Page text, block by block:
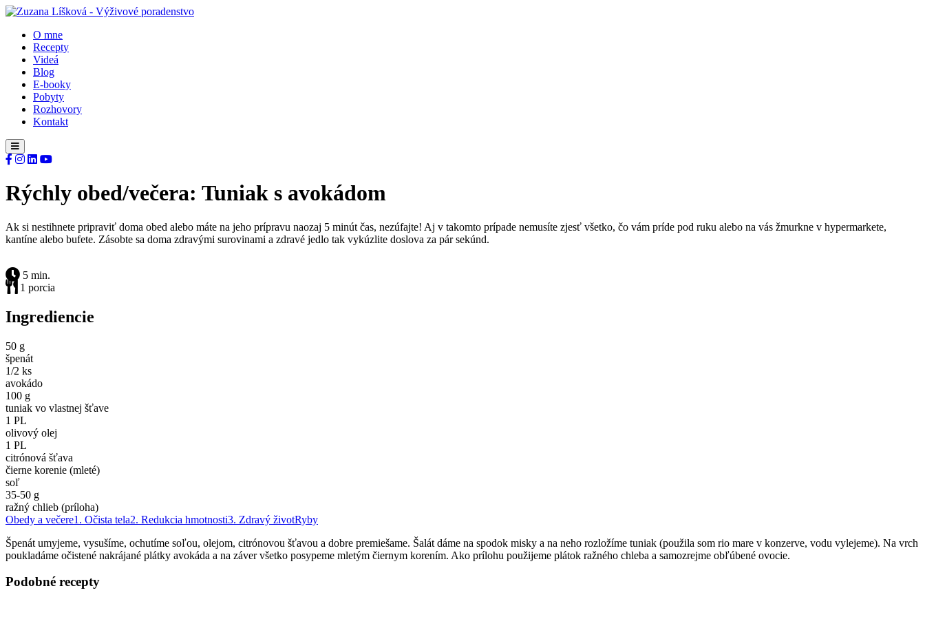
O mne
Recepty
Videá
Blog
E-booky
Pobyty
Rozhovory
Kontakt
Rýchly obed/večera: Tuniak s avokádom
Ak si nestihnete pripraviť doma obed alebo máte na jeho prípravu naozaj 5 minút čas, nezúfajte! Aj v takomto prípade nemusíte zjesť všetko, čo vám príde pod ruku alebo na vás žmurkne v hypermarkete,
kantíne alebo bufete. Zásobte sa doma zdravými surovinami a zdravé jedlo tak vykúzlite doslova za pár sekúnd.
5 min.
1 porcia
Ingrediencie
50 g
špenát
1/2 ks
avokádo
100 g
tuniak vo vlastnej šťave
1 PL
olivový olej
1 PL
citrónová šťava
čierne korenie (mleté)
soľ
35-50 g
ražný chlieb (príloha)
Obedy a večere1. Očista tela2. Redukcia hmotnosti3. Zdravý životRyby
Špenát umyjeme, vysušíme, ochutíme soľou, olejom, citrónovou šťavou a dobre premiešame. Šalát dáme na spodok misky a na neho rozložíme tuniak (použila som rio mare v konzerve, vodu vylejeme). Na vrch
poukladáme očistené nakrájané plátky avokáda a na záver všetko posypeme mletým čiernym korením. Ako prílohu použijeme plátok ražného chleba a samozrejme obľúbené ovocie.
Podobné recepty